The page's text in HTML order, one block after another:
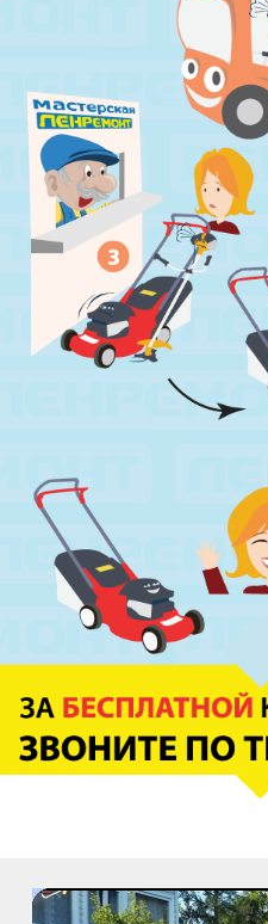
м.
ул. Звёздная,
м. Парк
ул.
м. Пр.
пр.
м.
ул.
м.
пр.
пр. Юрия
м.
пр. Московский,
этаж, кабинет
м.
ул.
м.
ул. Ярослава
м.